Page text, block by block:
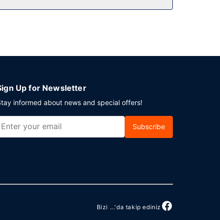
Up for Newsletter
informed about news and special offers!
Subscribe
Bizi ...'da takip ediniz